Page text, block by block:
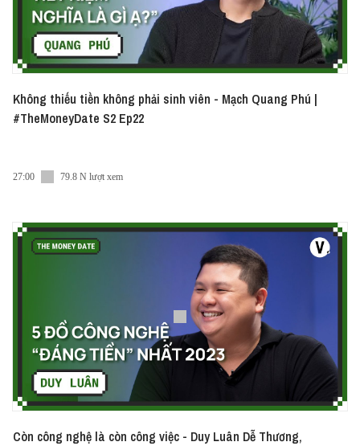
Không thiếu tiền không phải sinh viên - Mạch Quang Phú |
#TheMoneyDate S2 Ep22
27:00 79.8 N lượt xem
Còn công nghệ là còn công việc - Duy Luân Dễ Thương,